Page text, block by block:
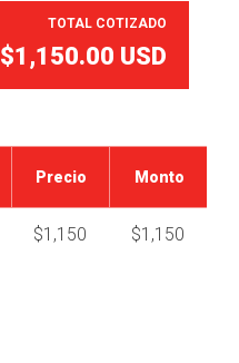
TOTAL COTIZADO
$1,150.00 USD
Precio
$1,150
Monto
$1,150